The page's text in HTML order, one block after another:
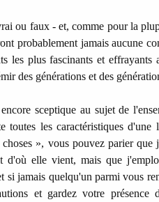
ou faux - et, comme pour la
probablement jamais aucune
les plus fascinants et effrayants
des générations et des
sceptique au sujet de
toutes les caractéristiques
», vous pouvez parier que
d'où elle vient, mais que
si jamais quelqu'un parmi vous
et gardez votre